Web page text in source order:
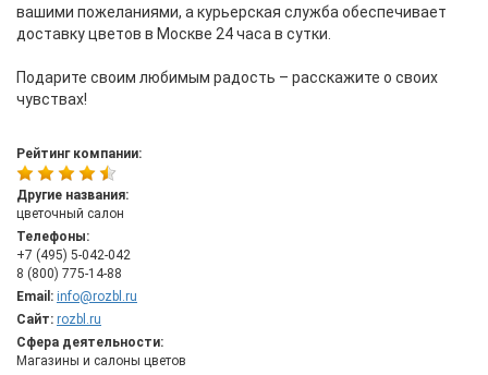
вашими пожеланиями, а курьерская служба обеспечивает
доставку цветов в Москве 24 часа в сутки.
Подарите своим любимым радость – расскажите о своих
чувствах!
Рейтинг компании:
Другие названия:
цветочный салон
Телефоны:
+7 (495) 5-042-042
8 (800) 775-14-88
Email: info@rozbl.ru
Сайт: rozbl.ru
Сфера деятельности:
Магазины и салоны цветов